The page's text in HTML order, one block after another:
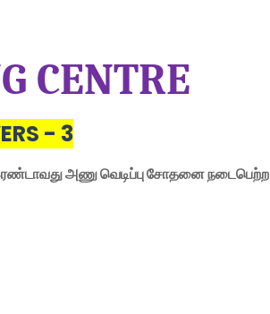
CENTRE
- 3
அணு வெடிப்பு சோதனை நடைபெற்ற